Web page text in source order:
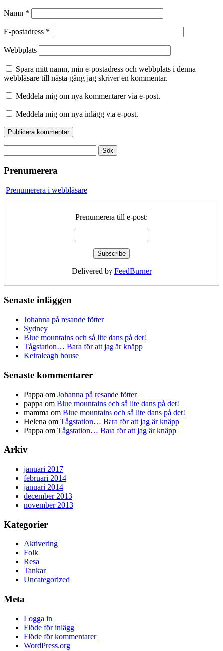
Namn *
E-postadress *
Webbplats
Spara mitt namn, min e-postadress och webbplats i denna
webbläsare till nästa gång jag skriver en kommentar.
Meddela mig om nya kommentarer via e-post.
Meddela mig om nya inlägg via e-post.
efter:
Prenumerera
Prenumerera i webbläsare
Prenumerera till e-post:
Delivered by FeedBurner
Senaste inläggen
Johanna på resande fötter
Sydney
Blue mountains och så lite dans på det!
Tågstation… Bara för att jag är knäpp
Keiraleagh house
Senaste kommentarer
Pappa om Johanna på resande fötter
pappa om Blue mountains och så lite dans på det!
mamma om Blue mountains och så lite dans på det!
Helena om Tågstation… Bara för att jag är knäpp
Pappa om Tågstation… Bara för att jag är knäpp
Arkiv
januari 2017
februari 2014
januari 2014
december 2013
november 2013
Kategorier
Aktivering
Folk
Resa
Tankar
Uncategorized
Meta
Logga in
Flöde för inlägg
Flöde för kommentarer
WordPress.org